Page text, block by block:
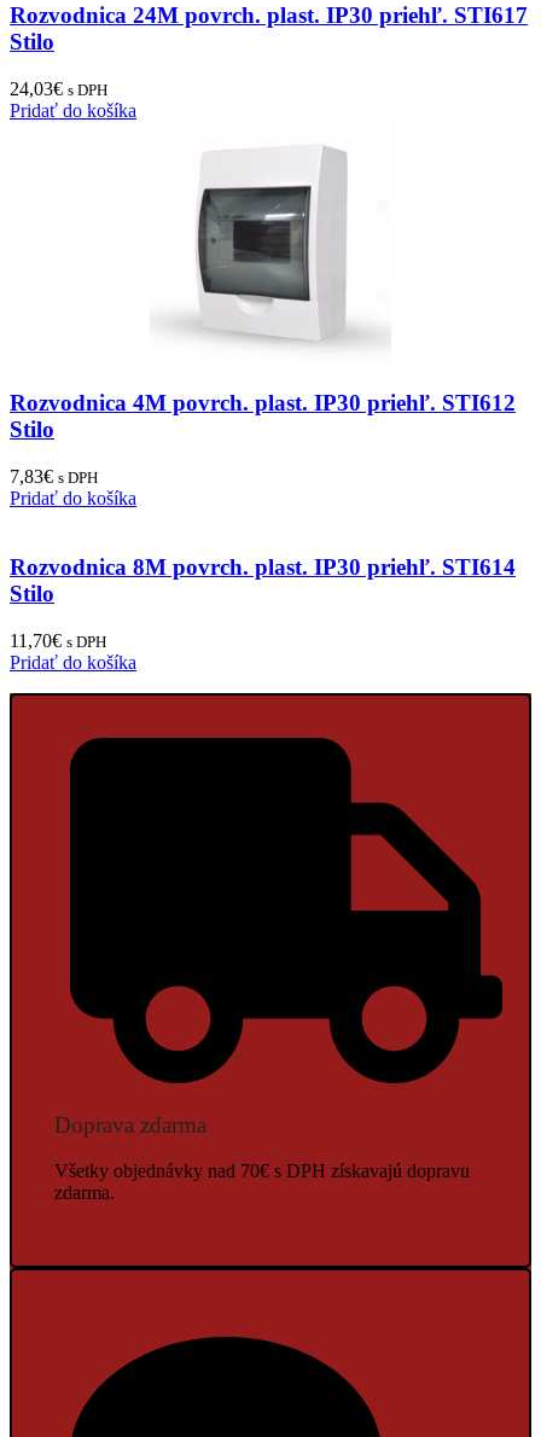
Rozvodnica 24M povrch. plast. IP30 priehľ. STI617
Stilo
24,03€ s DPH
Pridať do košíka
Rozvodnica 4M povrch. plast. IP30 priehľ. STI612
Stilo
7,83€ s DPH
Pridať do košíka
Rozvodnica 8M povrch. plast. IP30 priehľ. STI614
Stilo
11,70€ s DPH
Pridať do košíka
Doprava zdarma
Všetky objednávky nad 70€ s DPH získavajú dopravu
zdarma.